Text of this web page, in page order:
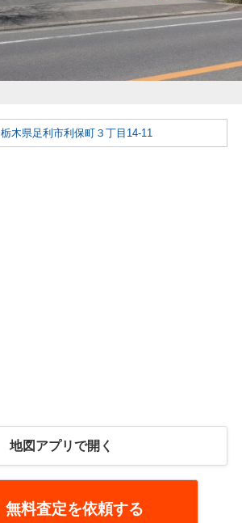
栃木県足利市利保町３丁目14-11
地図アプリで開く
無料査定を依頼する